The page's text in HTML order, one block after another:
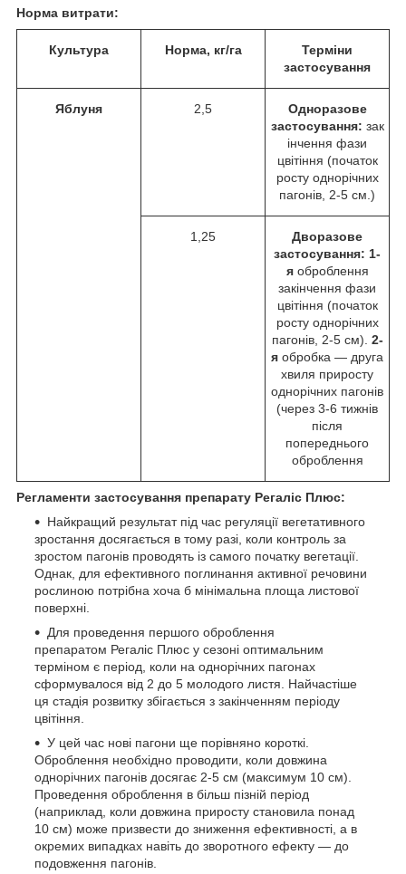
Норма витрати:
Культура Норма, кг/га
Терміни
застосування
Яблуня 2,5
Одноразове
застосування: зак
інчення фази
цвітіння (початок
росту однорічних
пагонів, 2-5 см.)
1,25
Дворазове
застосування: 1-
яоброблення
закінчення фази
цвітіння (початок
росту однорічних
пагонів, 2-5 см). 2-
я обробка — друга
хвиля приросту
однорічних пагонів
(через 3-6 тижнів
після
попереднього
оброблення
Регламенти застосування препарату Регаліс Плюс:
Найкращий результат під час регуляції вегетативного
зростання досягається в тому разі, коли контроль за
зростом пагонів проводять із самого початку вегетації.
Однак, для ефективного поглинання активної речовини
рослиною потрібна хоча б мінімальна площа листової
поверхні.
Для проведення першого оброблення
препаратом Регаліс Плюс у сезоні оптимальним
терміном є період, коли на однорічних пагонах
сформувалося від 2 до 5 молодого листя. Найчастіше
ця стадія розвитку збігається з закінченням періоду
цвітіння.
У цей час нові пагони ще порівняно короткі.
Оброблення необхідно проводити, коли довжина
однорічних пагонів досягає 2-5 см (максимум 10 см).
Проведення оброблення в більш пізній період
(наприклад, коли довжина приросту становила понад
10 см) може призвести до зниження ефективності, а в
окремих випадках навіть до зворотного ефекту — до
подовження пагонів.